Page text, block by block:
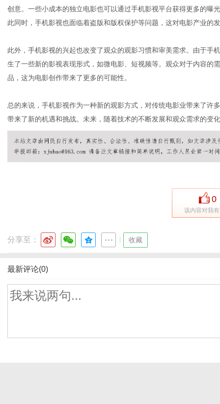
创意。一些小成本的独立电影也可以通过手机影视平台获得更多的曝
此同时，手机影视也面临着盗版和版权保护等问题，这对电影产业的
此外，手机影视的兴起也改变了观众的观影习惯和审美需求。由于手
生了一些新的影视表现形式，如微电影、短视频等。观众对于内容的
品，这为电影创作带来了更多的可能性。
总的来说，手机影视作为一种新的观影方式，对传统电影业带来了许
带来了新的机遇和挑战。未来，随着技术的不断发展和观众需求的变
0
该内容对我
分享至： 收藏
最新评论(0)